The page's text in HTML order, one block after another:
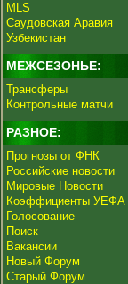
MLS
Саудовская Аравия
Узбекистан
МЕЖСЕЗОНЬЕ:
Трансферы
Контрольные матчи
РАЗНОЕ:
Прогнозы от ФНК
Российские новости
Мировые Новости
Коэффициенты УЕФА
Голосование
Поиск
Вакансии
Новый Форум
Старый Форум